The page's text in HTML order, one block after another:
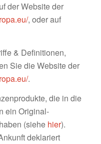
der Website der
, oder auf
& Definitionen,
Sie die Website der
.
die in die
ein Original-
(siehe hier).
deklariert